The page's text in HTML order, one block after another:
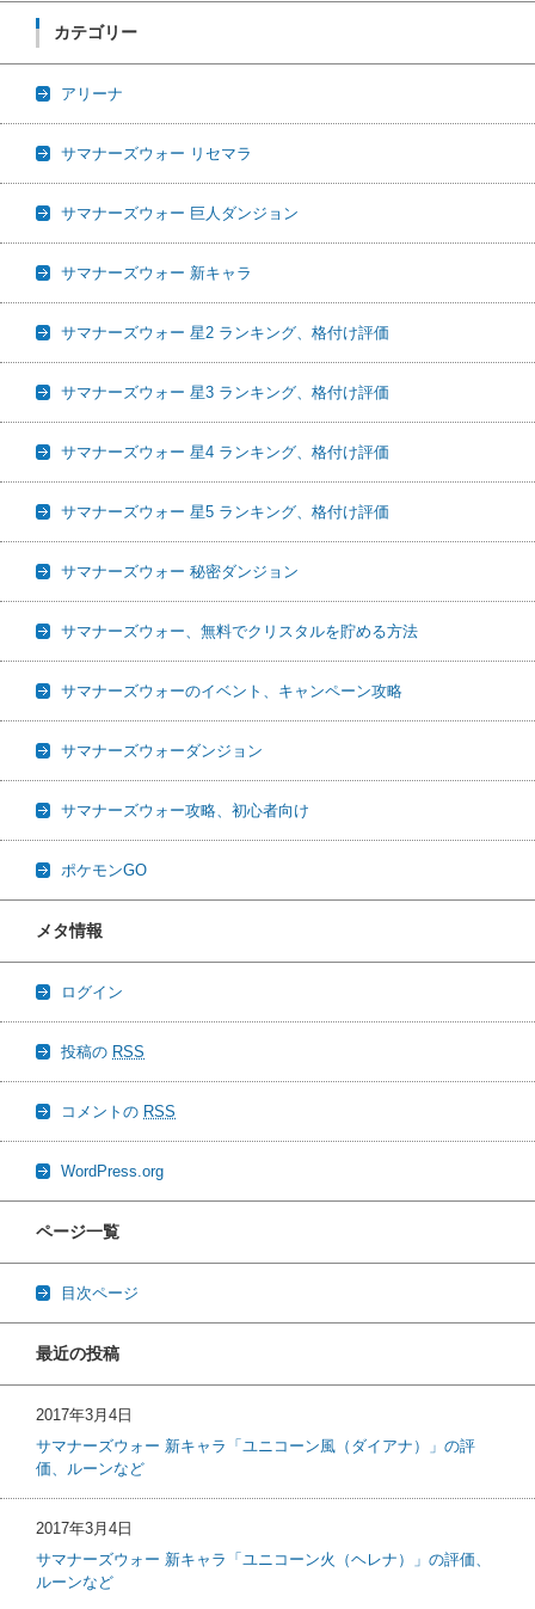
カテゴリー
アリーナ
サマナーズウォー リセマラ
サマナーズウォー 巨人ダンジョン
サマナーズウォー 新キャラ
サマナーズウォー 星2 ランキング、格付け評価
サマナーズウォー 星3 ランキング、格付け評価
サマナーズウォー 星4 ランキング、格付け評価
サマナーズウォー 星5 ランキング、格付け評価
サマナーズウォー 秘密ダンジョン
サマナーズウォー、無料でクリスタルを貯める方法
サマナーズウォーのイベント、キャンペーン攻略
サマナーズウォーダンジョン
サマナーズウォー攻略、初心者向け
ポケモンGO
メタ情報
ログイン
投稿の RSS
コメントの RSS
WordPress.org
ページ一覧
目次ページ
最近の投稿
2017年3月4日
サマナーズウォー 新キャラ「ユニコーン風（ダイアナ）」の評
価、ルーンなど
2017年3月4日
サマナーズウォー 新キャラ「ユニコーン火（ヘレナ）」の評価、
ルーンなど